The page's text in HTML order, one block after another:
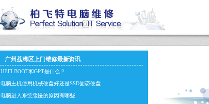
广州荔湾区上门维修最新资讯
UEFI BOOT和GPT是什么？
电脑主机使用机械硬盘好还是SSD固态硬盘
电脑进入系统缓慢的原因有哪些